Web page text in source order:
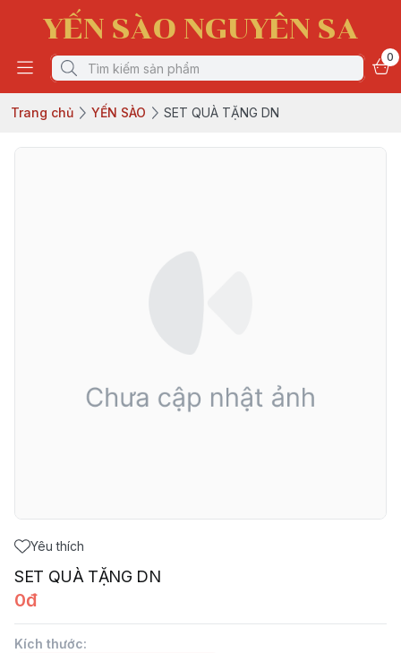
YẾN SÀO NGUYÊN SA
0
Trang chủ YẾN SÀO SET QUÀ TẶNG DN
Yêu thích
SET QUÀ TẶNG DN
0đ
Kích thước: